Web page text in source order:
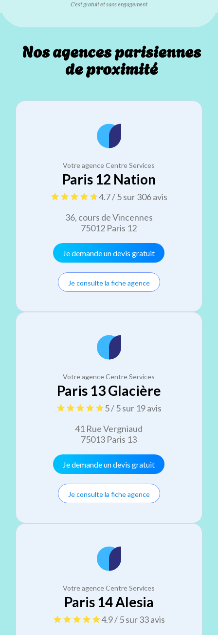
C'est gratuit et sans engagement
Nos agences parisiennes
de proximité
Votre agence Centre Services
Paris 12 Nation
4.7 / 5 sur 306 avis
36, cours de Vincennes
75012 Paris 12
Je demande un devis gratuit
Je consulte la fiche agence
Votre agence Centre Services
Paris 13 Glacière
5 / 5 sur 19 avis
41 Rue Vergniaud
75013 Paris 13
Je demande un devis gratuit
Je consulte la fiche agence
Votre agence Centre Services
Paris 14 Alesia
4.9 / 5 sur 33 avis